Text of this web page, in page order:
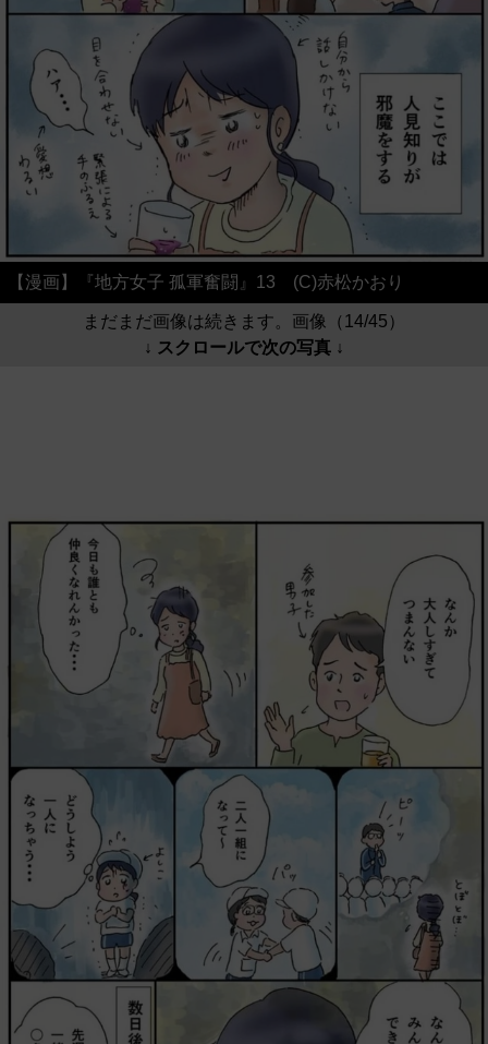
【漫画】『地方女子 孤軍奮闘』13 (C)赤松かおり
まだまだ画像は続きます。画像（14/45）
↓ スクロールで次の写真 ↓